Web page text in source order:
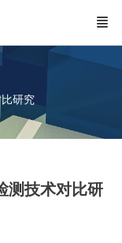
研究
测技术对比研